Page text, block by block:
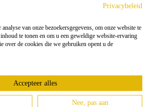
Privacybeleid
van onze bezoekersgegevens, om onze website te
te tonen en om u een geweldige website-ervaring
over de cookies die we gebruiken opent u de
Accepteer alles
Nee, pas aan